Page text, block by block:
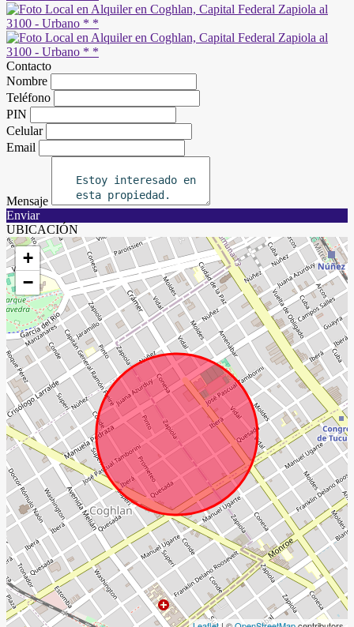
Contacto
Nombre
Teléfono
PIN
Celular
Email
Mensaje
Enviar
UBICACIÓN
+
−